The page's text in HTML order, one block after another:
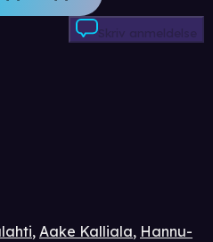
Skriv anmeldelse
, Aake Kalliala, Hannu-